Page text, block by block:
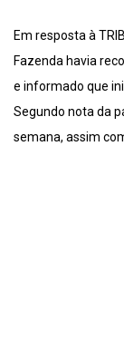
Em resposta à
Fazenda havia
e informado que
Segundo nota da
semana, assim